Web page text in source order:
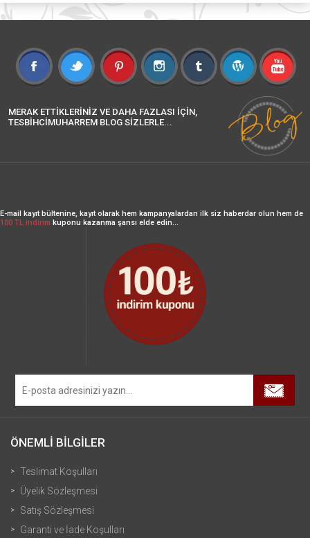
MERAK ETTİKLERİNİZ VE DAHA FAZLASI İÇİN,
TESBİHCİMUHARREM BLOG SİZLERLE...
E-mail kayıt bültenine, kayıt olarak hem kampanyalardan ilk siz haberdar olun hem de
100 TL indirim kuponu kazanma şansı elde edin...
ÖNEMLİ BİLGİLER
Teslimat Koşulları
Üyelik Sözleşmesi
Satış Sözleşmesi
Garanti ve İade Koşulları